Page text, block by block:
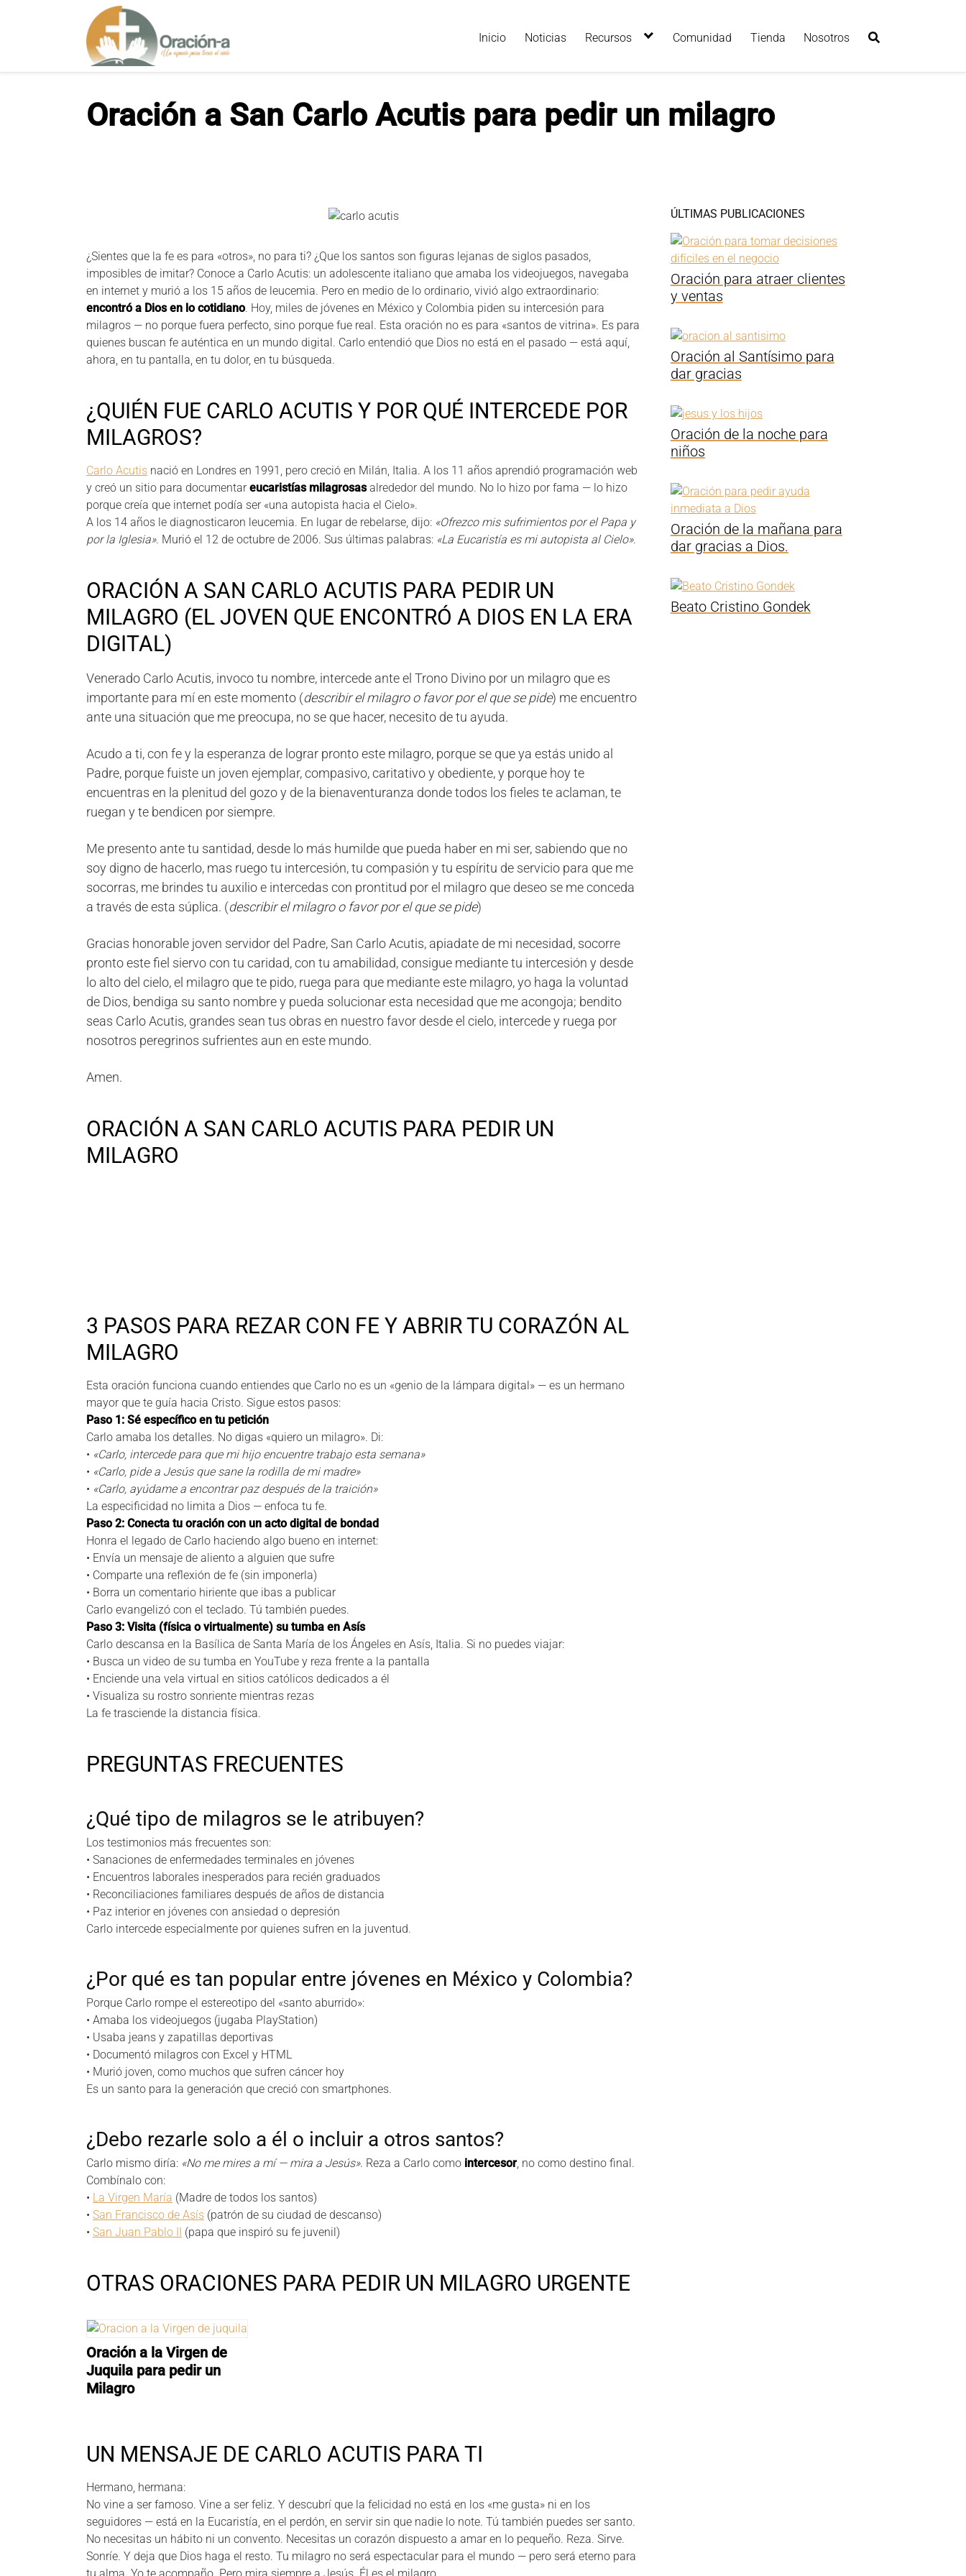
a
Inicio Noticias Recursos Comunidad Tienda Nosotros
Oración a San Carlo Acutis para pedir un milagro
¿Sientes que la fe es para «otros», no para ti? ¿Que los santos son figuras lejanas de siglos pasados,
imposibles de imitar? Conoce a Carlo Acutis: un adolescente italiano que amaba los videojuegos, navegaba
en internet y murió a los 15 años de leucemia. Pero en medio de lo ordinario, vivió algo extraordinario:
encontró a Dios en lo cotidiano. Hoy, miles de jóvenes en México y Colombia piden su intercesión para
milagros — no porque fuera perfecto, sino porque fue real. Esta oración no es para «santos de vitrina». Es para
quienes buscan fe auténtica en un mundo digital. Carlo entendió que Dios no está en el pasado — está aquí,
ahora, en tu pantalla, en tu dolor, en tu búsqueda.
¿QUIÉN FUE CARLO ACUTIS Y POR QUÉ INTERCEDE POR
MILAGROS?
Carlo Acutis nació en Londres en 1991, pero creció en Milán, Italia. A los 11 años aprendió programación web
y creó un sitio para documentareucaristías milagrosasalrededor del mundo. No lo hizo por fama — lo hizo
porque creía que internet podía ser «una autopista hacia el Cielo».
A los 14 años le diagnosticaron leucemia. En lugar de rebelarse, dijo: «Ofrezco mis sufrimientos por el Papa y
por la Iglesia». Murió el 12 de octubre de 2006. Sus últimas palabras: «La Eucaristía es mi autopista al Cielo».
ORACIÓN A SAN CARLO ACUTIS PARA PEDIR UN
MILAGRO (EL JOVEN QUE ENCONTRÓ A DIOS EN LA ERA
DIGITAL)
Venerado Carlo Acutis, invoco tu nombre, intercede ante el Trono Divino por un milagro que es
importante para mí en este momento (describir el milagro o favor por el que se pide) me encuentro
ante una situación que me preocupa, no se que hacer, necesito de tu ayuda.
Acudo a ti, con fe y la esperanza de lograr pronto este milagro, porque se que ya estás unido al
Padre, porque fuiste un joven ejemplar, compasivo, caritativo y obediente, y porque hoy te
encuentras en la plenitud del gozo y de la bienaventuranza donde todos los fieles te aclaman, te
ruegan y te bendicen por siempre.
Me presento ante tu santidad, desde lo más humilde que pueda haber en mi ser, sabiendo que no
soy digno de hacerlo, mas ruego tu intercesión, tu compasión y tu espíritu de servicio para que me
socorras, me brindes tu auxilio e intercedas con prontitud por el milagro que deseo se me conceda
a través de esta súplica. (describir el milagro o favor por el que se pide)
Gracias honorable joven servidor del Padre, San Carlo Acutis, apiadate de mi necesidad, socorre
pronto este fiel siervo con tu caridad, con tu amabilidad, consigue mediante tu intercesión y desde
lo alto del cielo, el milagro que te pido, ruega para que mediante este milagro, yo haga la voluntad
de Dios, bendiga su santo nombre y pueda solucionar esta necesidad que me acongoja; bendito
seas Carlo Acutis, grandes sean tus obras en nuestro favor desde el cielo, intercede y ruega por
nosotros peregrinos sufrientes aun en este mundo.
Amen.
ORACIÓN A SAN CARLO ACUTIS PARA PEDIR UN
MILAGRO
3 PASOS PARA REZAR CON FE Y ABRIR TU CORAZÓN AL
MILAGRO
Esta oración funciona cuando entiendes que Carlo no es un «genio de la lámpara digital» — es un hermano
mayor que te guía hacia Cristo. Sigue estos pasos:
Paso 1: Sé específico en tu petición
Carlo amaba los detalles. No digas «quiero un milagro». Di:
• «Carlo, intercede para que mi hijo encuentre trabajo esta semana»
• «Carlo, pide a Jesús que sane la rodilla de mi madre»
• «Carlo, ayúdame a encontrar paz después de la traición»
La especificidad no limita a Dios — enfoca tu fe.
Paso 2: Conecta tu oración con un acto digital de bondad
Honra el legado de Carlo haciendo algo bueno en internet:
• Envía un mensaje de aliento a alguien que sufre
• Comparte una reflexión de fe (sin imponerla)
• Borra un comentario hiriente que ibas a publicar
Carlo evangelizó con el teclado. Tú también puedes.
Paso 3: Visita (física o virtualmente) su tumba en Asís
Carlo descansa en la Basílica de Santa María de los Ángeles en Asís, Italia. Si no puedes viajar:
• Busca un video de su tumba en YouTube y reza frente a la pantalla
• Enciende una vela virtual en sitios católicos dedicados a él
• Visualiza su rostro sonriente mientras rezas
La fe trasciende la distancia física.
PREGUNTAS FRECUENTES
¿Qué tipo de milagros se le atribuyen?
Los testimonios más frecuentes son:
• Sanaciones de enfermedades terminales en jóvenes
• Encuentros laborales inesperados para recién graduados
• Reconciliaciones familiares después de años de distancia
• Paz interior en jóvenes con ansiedad o depresión
Carlo intercede especialmente por quienes sufren en la juventud.
¿Por qué es tan popular entre jóvenes en México y Colombia?
Porque Carlo rompe el estereotipo del «santo aburrido»:
• Amaba los videojuegos (jugaba PlayStation)
• Usaba jeans y zapatillas deportivas
• Documentó milagros con Excel y HTML
• Murió joven, como muchos que sufren cáncer hoy
Es un santo para la generación que creció con smartphones.
¿Debo rezarle solo a él o incluir a otros santos?
Carlo mismo diría: «No me mires a mí — mira a Jesús». Reza a Carlo como intercesor, no como destino final.
Combínalo con:
• La Virgen María (Madre de todos los santos)
• San Francisco de Asís (patrón de su ciudad de descanso)
• San Juan Pablo II (papa que inspiró su fe juvenil)
OTRAS ORACIONES PARA PEDIR UN MILAGRO URGENTE
Oración a la Virgen de
Juquila para pedir un
Milagro
UN MENSAJE DE CARLO ACUTIS PARA TI
Hermano, hermana:
No vine a ser famoso. Vine a ser feliz. Y descubrí que la felicidad no está en los «me gusta» ni en los
seguidores — está en la Eucaristía, en el perdón, en servir sin que nadie lo note. Tú también puedes ser santo.
No necesitas un hábito ni un convento. Necesitas un corazón dispuesto a amar en lo pequeño. Reza. Sirve.
Sonríe. Y deja que Dios haga el resto. Tu milagro no será espectacular para el mundo — pero será eterno para
ÚLTIMAS PUBLICACIONES
Oración para atraer clientes
y ventas
Oración al Santísimo para
dar gracias
Oración de la noche para
niños
Oración de la mañana para
dar gracias a Dios.
Beato Cristino Gondek